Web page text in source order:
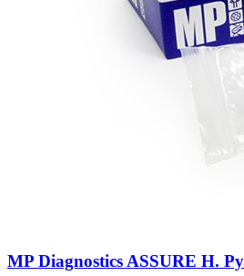
MP Diagnostics ASSURE H.